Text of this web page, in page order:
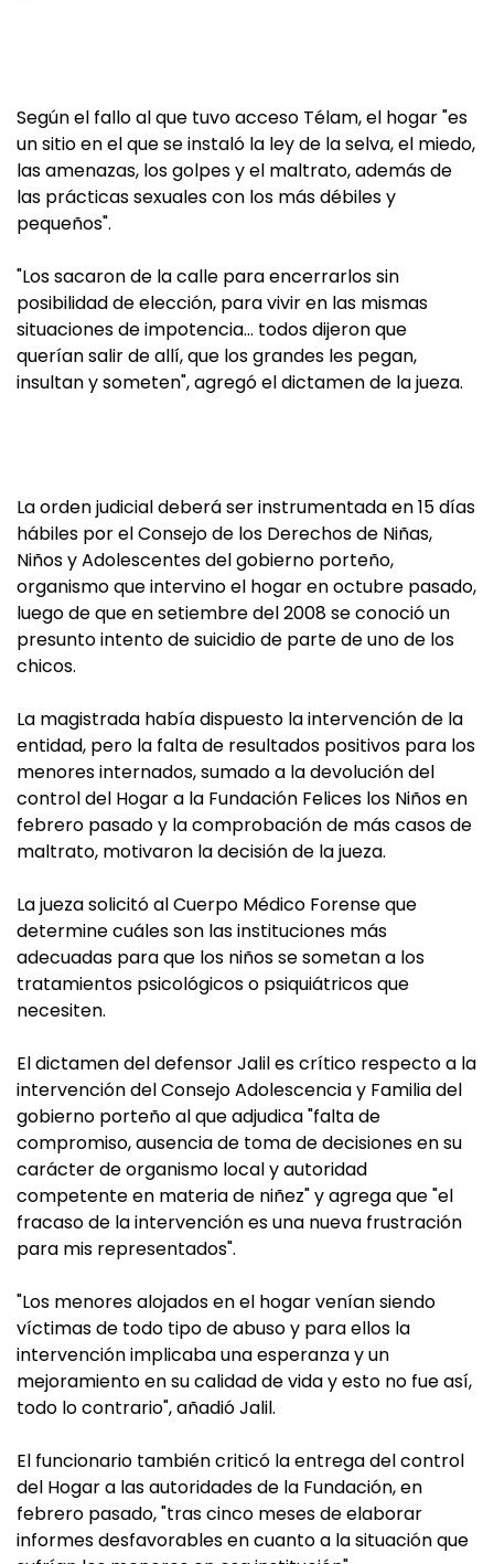
Según el fallo al que tuvo acceso Télam, el hogar "es
un sitio en el que se instaló la ley de la selva, el miedo,
las amenazas, los golpes y el maltrato, además de
las prácticas sexuales con los más débiles y
pequeños".
"Los sacaron de la calle para encerrarlos sin
posibilidad de elección, para vivir en las mismas
situaciones de impotencia… todos dijeron que
querían salir de allí, que los grandes les pegan,
insultan y someten", agregó el dictamen de la jueza.
La orden judicial deberá ser instrumentada en 15 días
hábiles por el Consejo de los Derechos de Niñas,
Niños y Adolescentes del gobierno porteño,
organismo que intervino el hogar en octubre pasado,
luego de que en setiembre del 2008 se conoció un
presunto intento de suicidio de parte de uno de los
chicos.
La magistrada había dispuesto la intervención de la
entidad, pero la falta de resultados positivos para los
menores internados, sumado a la devolución del
control del Hogar a la Fundación Felices los Niños en
febrero pasado y la comprobación de más casos de
maltrato, motivaron la decisión de la jueza.
La jueza solicitó al Cuerpo Médico Forense que
determine cuáles son las instituciones más
adecuadas para que los niños se sometan a los
tratamientos psicológicos o psiquiátricos que
necesiten.
El dictamen del defensor Jalil es crítico respecto a la
intervención del Consejo Adolescencia y Familia del
gobierno porteño al que adjudica "falta de
compromiso, ausencia de toma de decisiones en su
carácter de organismo local y autoridad
competente en materia de niñez" y agrega que "el
fracaso de la intervención es una nueva frustración
para mis representados".
"Los menores alojados en el hogar venían siendo
víctimas de todo tipo de abuso y para ellos la
intervención implicaba una esperanza y un
mejoramiento en su calidad de vida y esto no fue así,
todo lo contrario", añadió Jalil.
El funcionario también criticó la entrega del control
del Hogar a las autoridades de la Fundación, en
febrero pasado, "tras cinco meses de elaborar
informes desfavorables en cuanto a la situación que